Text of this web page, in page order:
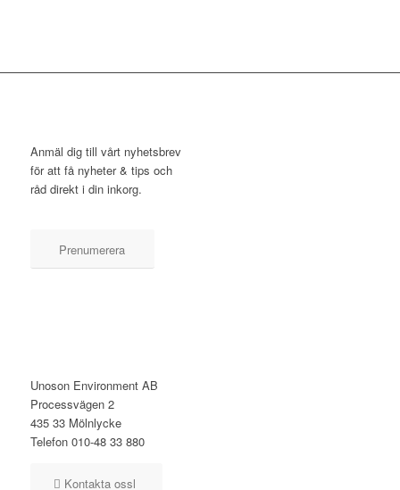
Anmäl dig till vårt nyhetsbrev
för att få nyheter & tips och
råd direkt i din inkorg.
Prenumerera
Unoson Environment AB
Processvägen 2
435 33 Mölnlycke
Telefon 010-48 33 880
Kontakta ossl